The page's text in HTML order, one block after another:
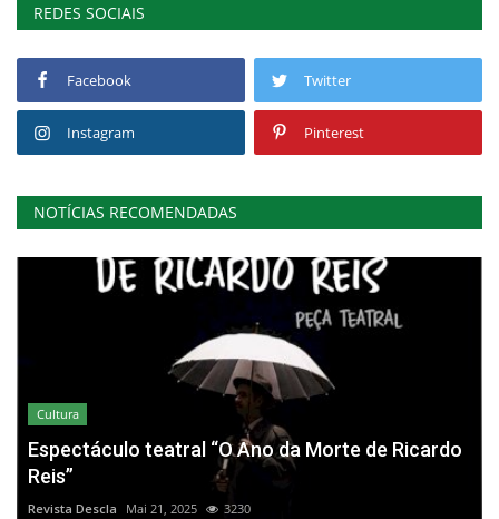
REDES SOCIAIS
Facebook Twitter
Instagram Pinterest
NOTÍCIAS RECOMENDADAS
Cultura
Espectáculo teatral “O Ano da Morte de Ricardo
Reis”
Revista Descla Mai 21, 2025 3230